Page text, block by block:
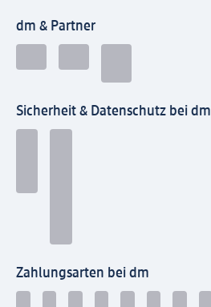
dm & Partner
Sicherheit & Datenschutz bei dm
Zahlungsarten bei dm